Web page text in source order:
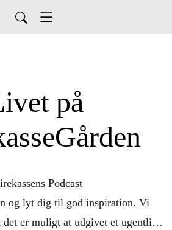
på
Podcast
og lyt dig til god inspiration. Vi
det er muligt at udgivet et ugentlig